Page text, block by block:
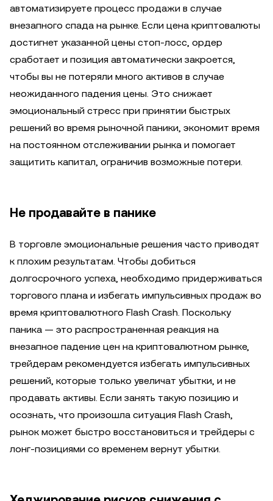
автоматизируете процесс продажи в случае
внезапного спада на рынке. Если цена криптовалюты
достигнет указанной цены стоп-лосс, ордер
сработает и позиция автоматически закроется,
чтобы вы не потеряли много активов в случае
неожиданного падения цены. Это снижает
эмоциональный стресс при принятии быстрых
решений во время рыночной паники, экономит время
на постоянном отслеживании рынка и помогает
защитить капитал, ограничив возможные потери.
Не продавайте в панике
В торговле эмоциональные решения часто приводят
к плохим результатам. Чтобы добиться
долгосрочного успеха, необходимо придерживаться
торгового плана и избегать импульсивных продаж во
время криптовалютного Flash Crash. Поскольку
паника — это распространенная реакция на
внезапное падение цен на криптовалютном рынке,
трейдерам рекомендуется избегать импульсивных
решений, которые только увеличат убытки, и не
продавать активы. Если занять такую позицию и
осознать, что произошла ситуация Flash Crash,
рынок может быстро восстановиться и трейдеры с
лонг-позициями со временем вернут убытки.